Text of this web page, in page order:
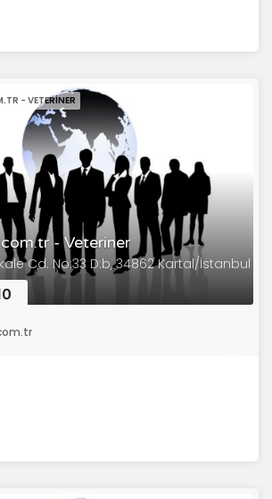
- Veteriner
- VETERINER
Cd. No:33 D:b, 34862 Kartal/İstanbul